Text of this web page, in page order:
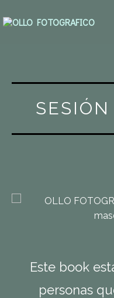
Este book est
personas